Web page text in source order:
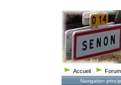
Accueil Forum
Navigation